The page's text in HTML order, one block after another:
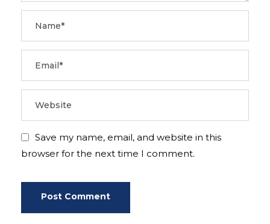
Save my name, email, and website in this
browser for the next time I comment.